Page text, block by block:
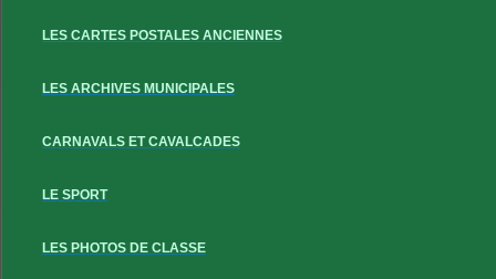
LES CARTES POSTALES ANCIENNES
LES ARCHIVES MUNICIPALES
CARNAVALS ET CAVALCADES
LE SPORT
LES PHOTOS DE CLASSE